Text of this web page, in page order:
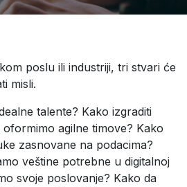
poslu ili industriji, tri stvari će
misli.
talente? Kako izgraditi
agilne timove? Kako
zasnovane na podacima?
veštine potrebne u digitalnoj
svoje poslovanje? Kako da